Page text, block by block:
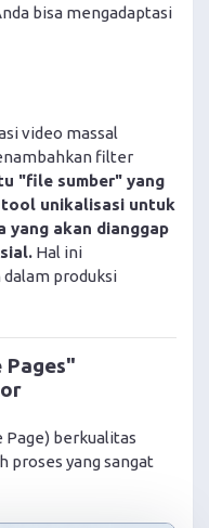
bisa mengadaptasi
video massal
filter
"file sumber" yang
unikalisasi untuk
yang akan dianggap
Hal ini
produksi
Pages"
berkualitas
proses yang sangat